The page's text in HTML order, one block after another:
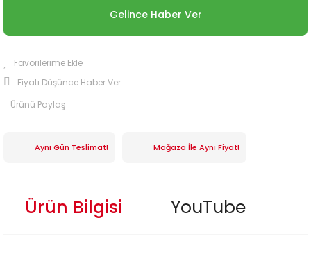
Gelince Haber Ver
Fiyatı Düşünce Haber Ver
Ürünü Paylaş
Aynı Gün Teslimat! Mağaza İle Aynı Fiyat!
Ürün Bilgisi YouTube